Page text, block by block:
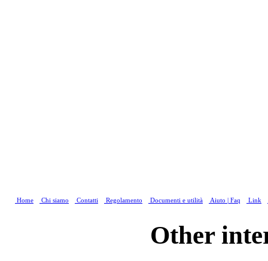
Home Chi siamo Contatti Regolamento Documenti e utilità Aiuto | Faq Link
Other